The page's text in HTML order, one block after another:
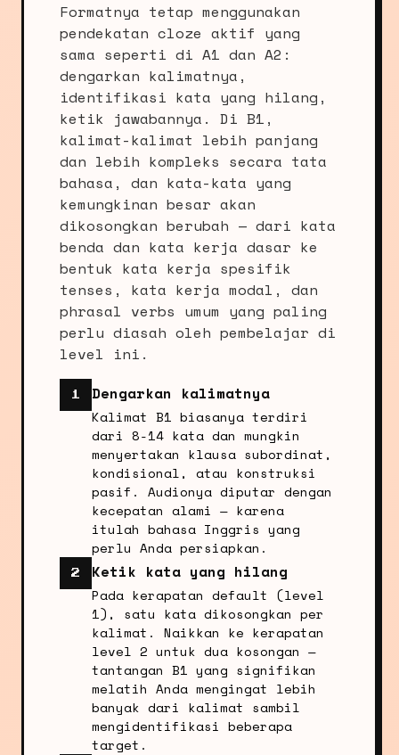
Formatnya tetap menggunakan
pendekatan cloze aktif yang
sama seperti di A1 dan A2:
dengarkan kalimatnya,
identifikasi kata yang hilang,
ketik jawabannya. Di B1,
kalimat-kalimat lebih panjang
dan lebih kompleks secara tata
bahasa, dan kata-kata yang
kemungkinan besar akan
dikosongkan berubah — dari kata
benda dan kata kerja dasar ke
bentuk kata kerja spesifik
tenses, kata kerja modal, dan
phrasal verbs umum yang paling
perlu diasah oleh pembelajar di
level ini.
1 Dengarkan kalimatnya
Kalimat B1 biasanya terdiri
dari 8-14 kata dan mungkin
menyertakan klausa subordinat,
kondisional, atau konstruksi
pasif. Audionya diputar dengan
kecepatan alami — karena
itulah bahasa Inggris yang
perlu Anda persiapkan.
2 Ketik kata yang hilang
Pada kerapatan default (level
1), satu kata dikosongkan per
kalimat. Naikkan ke kerapatan
level 2 untuk dua kosongan —
tantangan B1 yang signifikan
melatih Anda mengingat lebih
banyak dari kalimat sambil
mengidentifikasi beberapa
target.